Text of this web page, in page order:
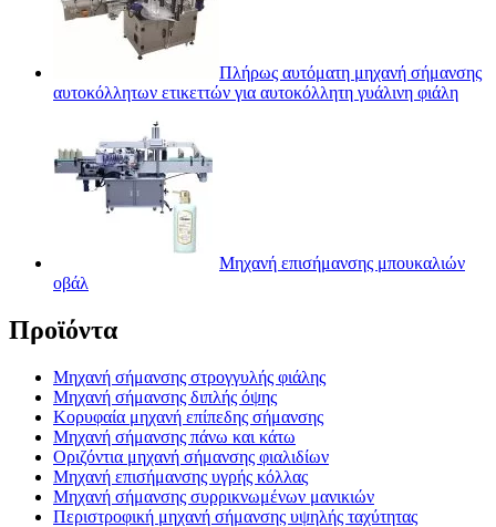
Πλήρως αυτόματη μηχανή σήμανσης
αυτοκόλλητων ετικεττών για αυτοκόλλητη γυάλινη φιάλη
Μηχανή επισήμανσης μπουκαλιών
οβάλ
Προϊόντα
Μηχανή σήμανσης στρογγυλής φιάλης
Μηχανή σήμανσης διπλής όψης
Κορυφαία μηχανή επίπεδης σήμανσης
Μηχανή σήμανσης πάνω και κάτω
Οριζόντια μηχανή σήμανσης φιαλιδίων
Μηχανή επισήμανσης υγρής κόλλας
Μηχανή σήμανσης συρρικνωμένων μανικιών
Περιστροφική μηχανή σήμανσης υψηλής ταχύτητας